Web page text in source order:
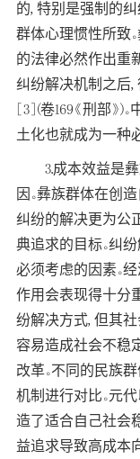
的, 特别是强制的
群体心理惯性所致
的法律必然作出重
纠纷解决机制之后,
[3](卷169《刑部》
土化也就成为一种
3.成本效益是
因。彝族群体在创
纠纷的解决更为公
典追求的目标。纠
必须考虑的因素。
作用会表现得十分
纷解决方式, 但其
容易造成社会不稳
改革。不同的民族
机制进行对比。元
造了适合自己社会
益追求导致高成本